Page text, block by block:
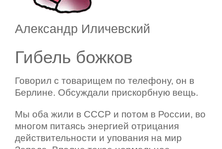
Александр Иличевский
Гибель божков
Говорил с товарищем по телефону, он в
Берлине. Обсуждали прискорбную вещь.
Мы оба жили в СССР и потом в России, во
многом питаясь энергией отрицания
действительности и упования на мир